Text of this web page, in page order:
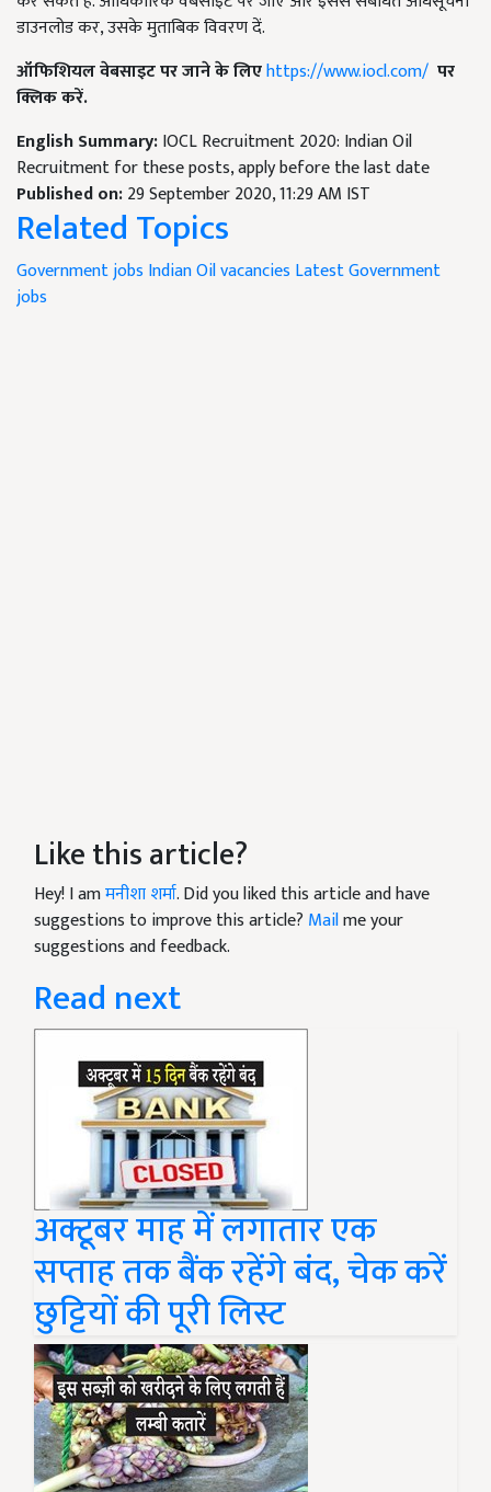
डाउनलोड कर, उसके मुताबिक विवरण दें.
ऑफिशियलवेबसाइटपरजानेकेलिएhttps://www.iocl.com/ पर
क्लिककरें.
English Summary:IOCL Recruitment 2020: Indian Oil
Recruitment for these posts, apply before the last date
Published on:29 September 2020, 11:29 AM IST
Related Topics
Government jobs Indian Oil vacancies Latest Government
jobs
Like this article?
Hey! I amमनीशा शर्मा. Did you liked this article and have
suggestions to improve this article? Mailme your
suggestions and feedback.
Read next
अक्टूबर माह में लगातार एक
सप्ताह तक बैंक रहेंगे बंद, चेक करें
छुट्टियों की पूरी लिस्ट